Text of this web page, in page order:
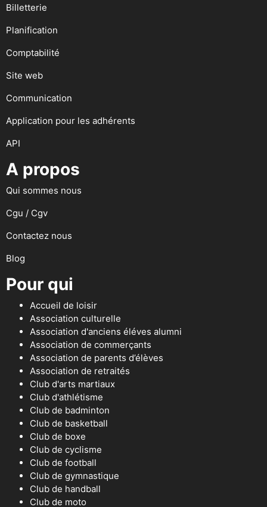
Billetterie
Planification
Comptabilité
Site web
Communication
Application pour les adhérents
API
A propos
Qui sommes nous
Cgu / Cgv
Contactez nous
Blog
Pour qui
Accueil de loisir
Association culturelle
Association d'anciens éléves alumni
Association de commerçants
Association de parents d’élèves
Association de retraités
Club d'arts martiaux
Club d'athlétisme
Club de badminton
Club de basketball
Club de boxe
Club de cyclisme
Club de football
Club de gymnastique
Club de handball
Club de moto